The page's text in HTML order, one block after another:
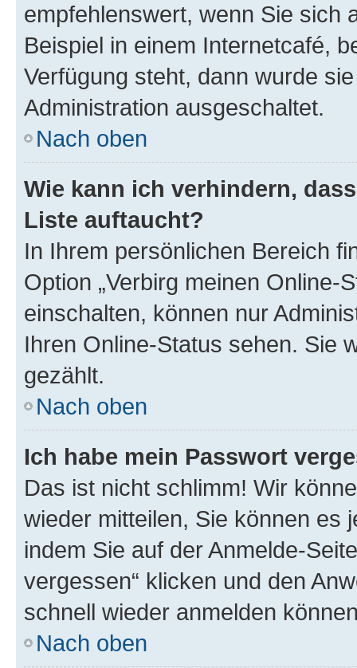
empfehlenswert, wenn Sie sich
Beispiel in einem Internetcafé,
Verfügung steht, dann wurde
Administration ausgeschaltet.
Nach oben
Wie kann ich verhindern,
Liste auftaucht?
In Ihrem persönlichen Bereich
Option „Verbirg meinen Online-
einschalten, können nur
Ihren Online-Status sehen. Sie
gezählt.
Nach oben
Ich habe mein Passwort
Das ist nicht schlimm! Wir
wieder mitteilen, Sie können es
indem Sie auf der Anmelde-
vergessen“ klicken und den
schnell wieder anmelden
Nach oben